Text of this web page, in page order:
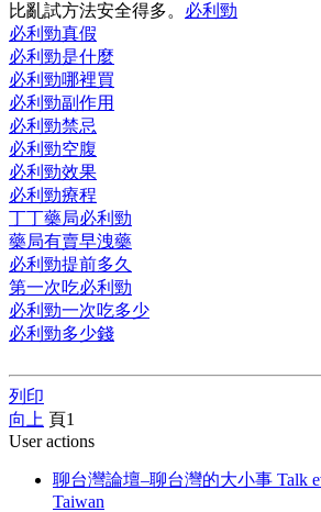
比亂試方法安全得多。 必利勁
必利勁真假
必利勁是什麼
必利勁哪裡買
必利勁副作用
必利勁禁忌
必利勁空腹
必利勁效果
必利勁療程
丁丁藥局必利勁
藥局有賣早洩藥
必利勁提前多久
第一次吃必利勁
必利勁一次吃多少
必利勁多少錢
列印
向上 頁1
User actions
聊台灣論壇–聊台灣的大小事 Talk
Taiwan